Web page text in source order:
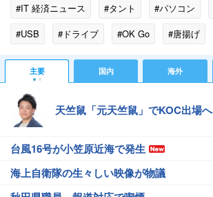
#IT 経済ニュース #タント #パソコン
#USB
#ドライブ #OK Go #唐揚げ
#気温
#iPhone #YouTube
主要 国内 海外
天竺鼠「元天竺鼠」でKOC出場へ
台風16号が小笠原近海で発生
海上自衛隊の生々しい映像が物議